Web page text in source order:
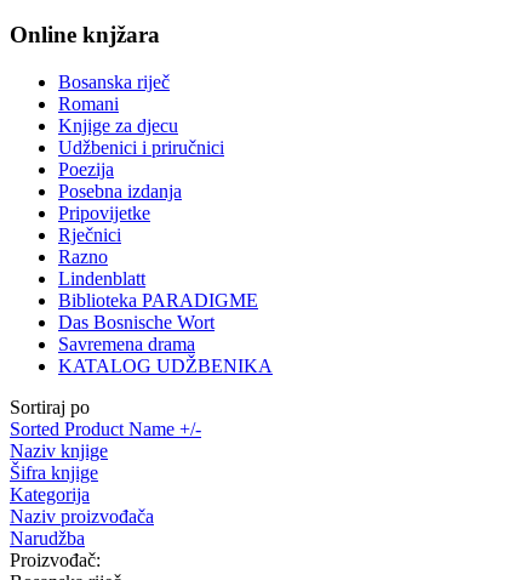
Online knjžara
Bosanska riječ
Romani
Knjige za djecu
Udžbenici i priručnici
Poezija
Posebna izdanja
Pripovijetke
Rječnici
Razno
Lindenblatt
Biblioteka PARADIGME
Das Bosnische Wort
Savremena drama
KATALOG UDŽBENIKA
Sortiraj po
Sorted Product Name +/-
Naziv knjige
Šifra knjige
Kategorija
Naziv proizvođača
Narudžba
Proizvođač: